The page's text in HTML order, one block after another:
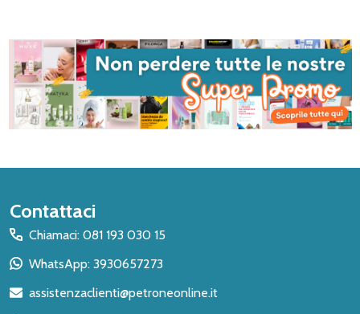
Inizio
del
piè
pagina
Contattaci
Chiamaci: 081 193 030 15
WhatsApp: 3930657273
assistenzaclienti@petroneonline.it